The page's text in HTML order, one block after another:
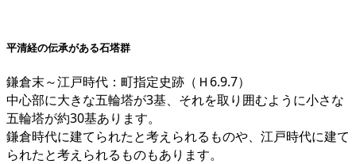
平清経の伝承がある石塔群
鎌倉末～江戸時代：町指定史跡（Ｈ6.9.7）
中心部に大きな五輪塔が3基、それを取り囲むように小さな
五輪塔が約30基あります。
鎌倉時代に建てられたと考えられるものや、江戸時代に建て
られたと考えられるものもあります。